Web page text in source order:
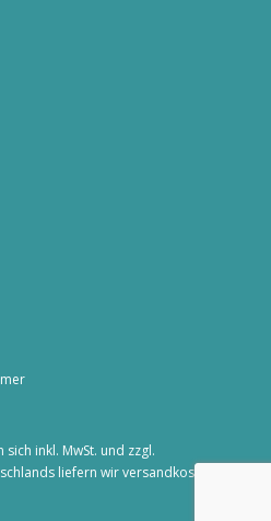
inkl. MwSt. und zzgl.
liefern wir versandkostenfrei!